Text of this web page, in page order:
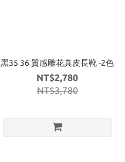
黑35 36 質感雕花真皮長靴 -2色
NT$2,780
NT$3,780